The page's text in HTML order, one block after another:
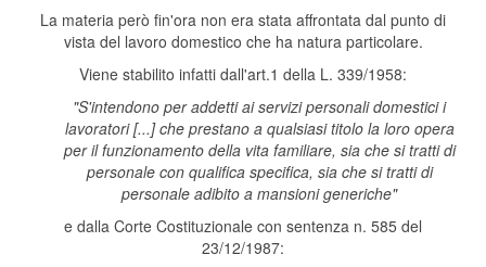
La materia però fin'ora non era stata affrontata dal punto di
vista del lavoro domestico che ha natura particolare.
Viene stabilito infatti dall'art.1 della L. 339/1958:
"S'intendono per addetti ai servizi personali domestici i
lavoratori [...] che prestano a qualsiasi titolo la loro opera
per il funzionamento della vita familiare, sia che si tratti di
personale con qualifica specifica, sia che si tratti di
personale adibito a mansioni generiche"
e dalla Corte Costituzionale con sentenza n. 585 del
23/12/1987: